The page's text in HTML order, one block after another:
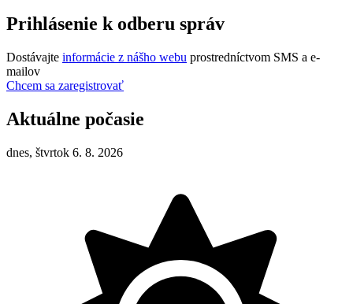
Prihlásenie k odberu správ
Dostávajte informácie z nášho webu prostredníctvom SMS a e-
mailov
Chcem sa zaregistrovať
Aktuálne počasie
dnes, štvrtok 6. 8. 2026